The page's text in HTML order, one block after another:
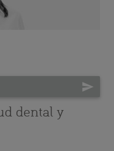
dental y